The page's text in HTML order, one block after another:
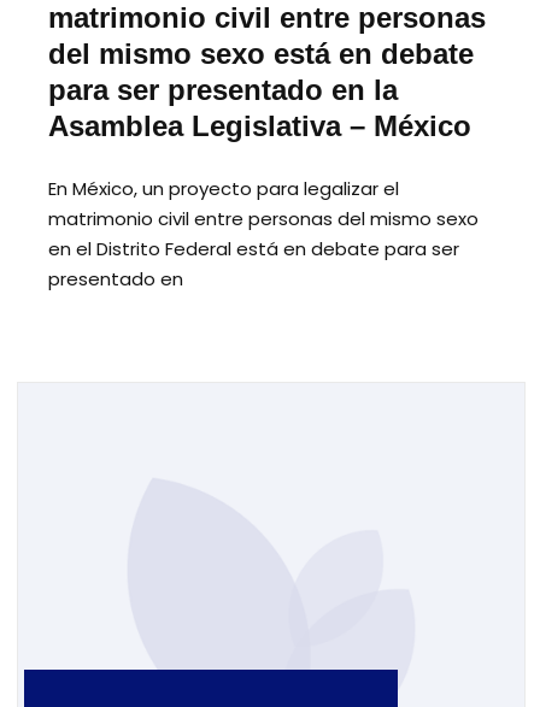
matrimonio civil entre personas
del mismo sexo está en debate
para ser presentado en la
Asamblea Legislativa – México
En México, un proyecto para legalizar el
matrimonio civil entre personas del mismo sexo
en el Distrito Federal está en debate para ser
presentado en